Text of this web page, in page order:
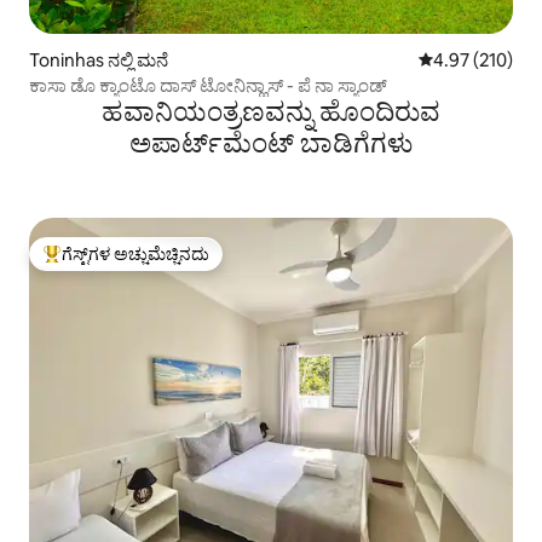
Toninhas ನಲ್ಲಿ ಮನೆ 5 ರಲ್ಲಿ 4.97
4.97 (210)
ಕಾಸಾ ಡೊ ಕ್ಯಾಂಟೊ ದಾಸ್ ಟೋನಿನ್ಹಾಸ್ - ಪೆ ನಾ ಸ್ಯಾಂಡ್
ಹವಾನಿಯಂತ್ರಣವನ್ನು ಹೊಂದಿರುವ
ಅಪಾರ್ಟ್‌ಮೆಂಟ್‌ ಬಾಡಿಗೆಗಳು
ಗೆಸ್ಟ್‌ಗಳಿಗೆ ಅತಿ ಹೆಚ್ಚು ಅಚ್ಚುಮೆಚ್ಚಿನದು
ಗೆಸ್ಟ್‌ಗಳ ಅಚ್ಚುಮೆಚ್ಚಿನದು